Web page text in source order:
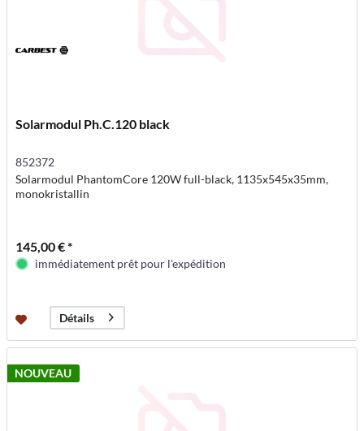
Solarmodul Ph.C.120 black
852372
Solarmodul PhantomCore 120W full-black, 1135x545x35mm,
monokristallin
145,00 € *
immédiatement prêt pour l'expédition
Détails
NOUVEAU